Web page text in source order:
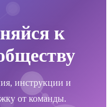
к
инструкции и
от команды.